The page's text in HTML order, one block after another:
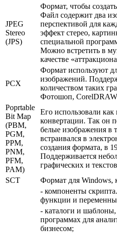
JPEG
Stereo
(JPS)
Формат, чтобы
Файл содержит два
перспективой для
эффект стерео,
специальной
Можно встретить в
качестве
PCX
Формат используют
изображений.
количеством таких
Фотошоп,
Poprtable
Bit Map
(PBM,
PGM,
PPM,
PNM,
PFM,
PAM)
Его использовали
конвертации. Так он
белые изображения в
встраивался в
создания формата, в
Поддерживается
графических и
SCT
Формат для Windows,
- компоненты
функции и
- каталоги и
программах для
бизнесом;